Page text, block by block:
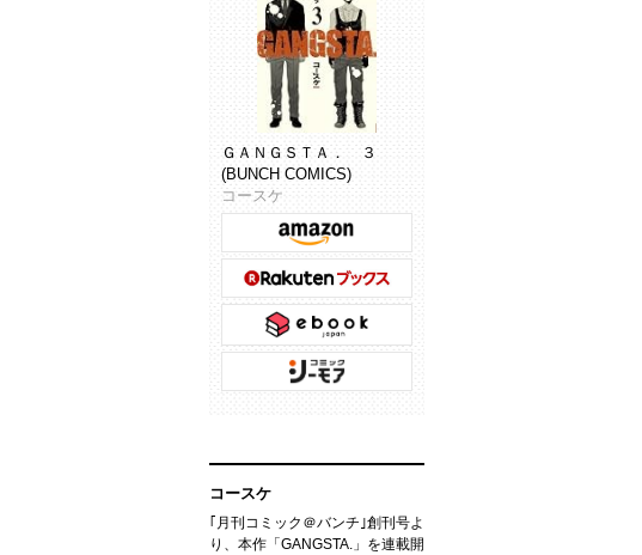
ＧＡＮＧＳＴＡ． ３
(BUNCH COMICS)
コースケ
コースケ
｢月刊コミック＠バンチ｣創刊号よ
り、本作「GANGSTA.」を連載開